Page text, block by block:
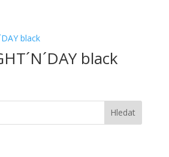
black